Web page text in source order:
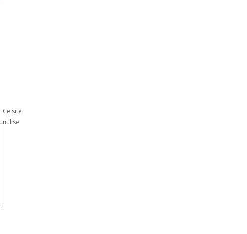
Ce site
utilise